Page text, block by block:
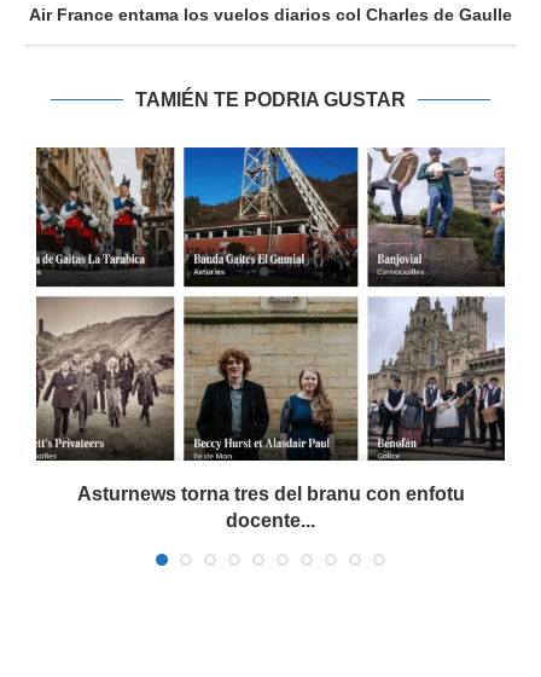
Air France entama los vuelos diarios col Charles de Gaulle
TAMIÉN TE PODRIA GUSTAR
Asturnews torna tres del branu con enfotu
docente...